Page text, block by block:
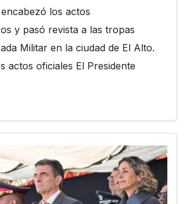
los actos
y pasó revista a las tropas
Militar en la ciudad de El Alto.
actos oficiales El Presidente